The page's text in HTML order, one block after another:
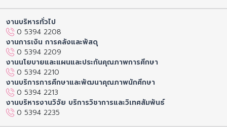
งานบริหารทั่วไป
0 5394 2208
งานการเงิน การคลังและพัสดุ
0 5394 2209
งานนโยบายและแผนและประกันคุณภาพการศึกษา
0 5394 2210
งานบริการการศึกษาและพัฒนาคุณภาพนักศึกษา
0 5394 2213
งานบริหารงานวิจัย บริการวิชาการและวิเทศสัมพันธ์
0 5394 2235